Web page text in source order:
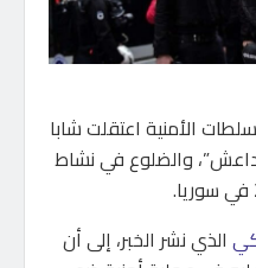
الأمنية اعتقلت شابا
“داعش”، والضلوع في نشاط
الذي نشر الخبر، إلى أن